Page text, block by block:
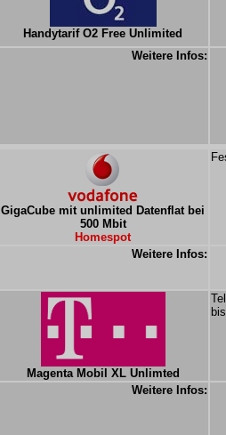
Handytarif O2 Free Unlimited
Weitere Infos:
GigaCube mit unlimited Datenflat bei
500 Mbit
Homespot
Weitere Infos:
Magenta Mobil XL Unlimted
Weitere Infos: